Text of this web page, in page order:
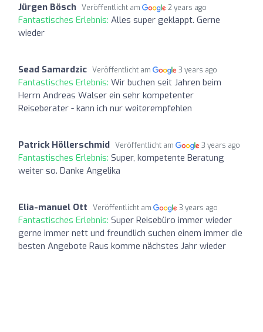
Jürgen Bösch Veröffentlicht am 2 years ago
Fantastisches Erlebnis: Alles super geklappt. Gerne
wieder
Sead Samardzic Veröffentlicht am 3 years ago
Fantastisches Erlebnis: Wir buchen seit Jahren beim
Herrn Andreas Walser ein sehr kompetenter
Reiseberater - kann ich nur weiterempfehlen
Patrick Höllerschmid Veröffentlicht am 3 years ago
Fantastisches Erlebnis: Super, kompetente Beratung
weiter so. Danke Angelika
Elia-manuel Ott Veröffentlicht am 3 years ago
Fantastisches Erlebnis: Super Reisebüro immer wieder
gerne immer nett und freundlich suchen einem immer die
besten Angebote Raus komme nächstes Jahr wieder